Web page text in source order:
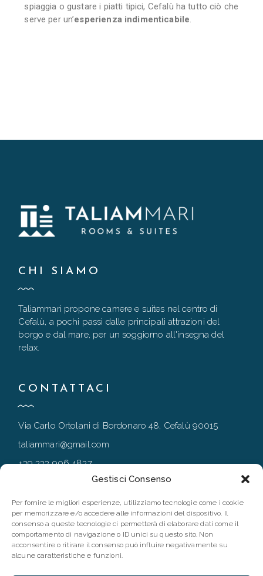
Gestisci Consenso
Per fornire le migliori esperienze, utilizziamo tecnologie come i cookie
per memorizzare e/o accedere alle informazioni del dispositivo. Il
consenso a queste tecnologie ci permetterà di elaborare dati come il
comportamento di navigazione o ID unici su questo sito. Non
acconsentire o ritirare il consenso può influire negativamente su
alcune caratteristiche e funzioni.
spiaggia o gustare i piatti tipici, Cefalù ha tutto ciò che
serve per un’esperienza indimenticabile.
CHI SIAMO
Taliammari propone camere e suites nel centro di
Cefalù, a pochi passi dalle principali attrazioni del
borgo e dal mare, per un soggiorno all'insegna del
relax.
CONTATTACI
Via Carlo Ortolani di Bordonaro 48, Cefalù 90015
taliammari@gmail.com
+39 333 906 4837
FOLLOW